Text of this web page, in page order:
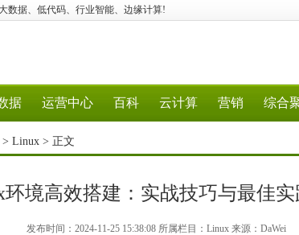
数据、低代码、行业智能、边缘计算!
据 运营中心 百科 云计算 营销 综合
> Linux > 正文
环境高效搭建：实战技巧与最佳
发布时间：2024-11-25 15:38:08 所属栏目：Linux 来源：DaWei